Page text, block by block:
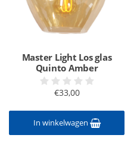
Master Light Los glas
Quinto Amber
€33,00
In winkelwagen